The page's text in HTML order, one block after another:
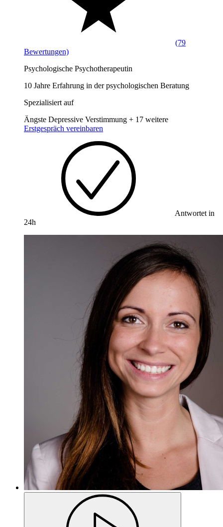
(79
Bewertungen)
Psychologische Psychotherapeutin
10 Jahre Erfahrung in der psychologischen Beratung
Spezialisiert auf
Ängste Depressive Verstimmung + 17 weitere
Erstgespräch vereinbaren
Antwortet in
24h